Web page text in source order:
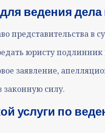
ведения
представительства в
юристу
заявление,
силу.
услуги по ве